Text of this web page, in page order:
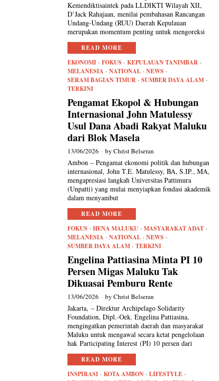
Kemendiktisaintek pada LLDIKTI Wilayah XII,
D’Jack Rahajaan, menilai pembahasan Rancangan
Undang-Undang (RUU) Daerah Kepulauan
merupakan momentum penting untuk mengoreksi
READ MORE
EKONOMI · FOKUS · KEPULAUAN TANIMBAR ·
MELANESIA · NATIONAL · NEWS ·
SERAM BAGIAN TIMUR · SUMBER DAYA ALAM ·
TERKINI
Pengamat Ekopol & Hubungan
Internasional John Matulessy
Usul Dana Abadi Rakyat Maluku
dari Blok Masela
13/06/2026 byChrist Belseran
Ambon – Pengamat ekonomi politik dan hubungan
internasional, John T.E. Matulessy, BA, S.IP., MA,
mengapresiasi langkah Universitas Pattimura
(Unpatti) yang mulai menyiapkan fondasi akademik
dalam menyambut
READ MORE
FOKUS · HENA MALUKU · MASYARAKAT ADAT ·
MELANESIA · NATIONAL · NEWS ·
SUMBER DAYA ALAM · TERKINI
Engelina Pattiasina Minta PI 10
Persen Migas Maluku Tak
Dikuasai Pemburu Rente
13/06/2026 byChrist Belseran
Jakarta, – Direktur Archipelago Solidarity
Foundation, Dipl.-Oek. Engelina Pattiasina,
mengingatkan pemerintah daerah dan masyarakat
Maluku untuk mengawal secara ketat pengelolaan
hak Participating Interest (PI) 10 persen dari
READ MORE
INSPIRASI · KOTA AMBON · LIFESTYLE ·